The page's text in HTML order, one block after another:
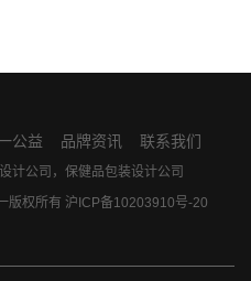
公益 品牌资讯 联系我们
计公司，保健品包装设计公司
版权所有 沪ICP备10203910号-20